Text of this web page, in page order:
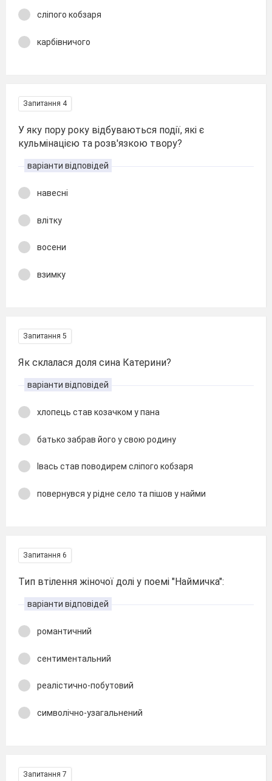
сліпого кобзаря
карбівничого
Запитання 4
У яку пору року відбуваються події, які є
кульмінацією та розв'язкою твору?
варіанти відповідей
навесні
влітку
восени
взимку
Запитання 5
Як склалася доля сина Катерини?
варіанти відповідей
хлопець став козачком у пана
батько забрав його у свою родину
Івась став поводирем сліпого кобзаря
повернувся у рідне село та пішов у найми
Запитання 6
Тип втілення жіночої долі у поемі "Наймичка":
варіанти відповідей
романтичний
сентиментальний
реалістично-побутовий
символічно-узагальнений
Запитання 7